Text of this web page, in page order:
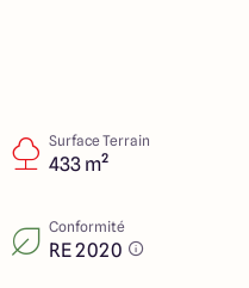
03 66 72 64 60
03 27 45 60 30
4.8
Surface Terrain
433 m²
Conformité
RE 2020